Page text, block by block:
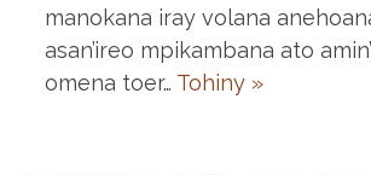
manokana iray volana
asan’ireo mpikambana ato
omena toer… Tohiny »